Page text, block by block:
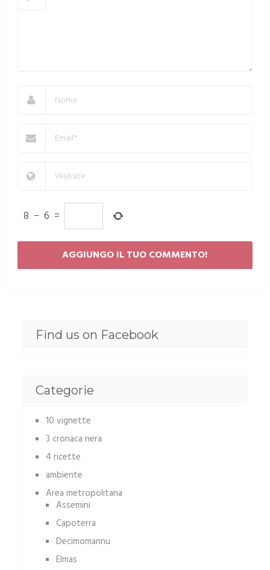
8 − 6 =
Find us on Facebook
Categorie
10 vignette
3 cronaca nera
4 ricette
ambiente
Area metropolitana
Assemini
Capoterra
Decimomannu
Elmas